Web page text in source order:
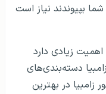
بپیوندند نیاز است
زیادی دارد
دسته‌بندی‌های
زامبیا در بهترین